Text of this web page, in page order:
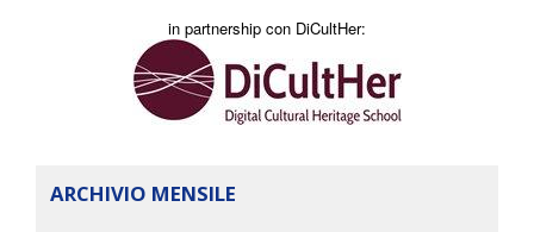
in partnership con DiCultHer:
ARCHIVIO MENSILE